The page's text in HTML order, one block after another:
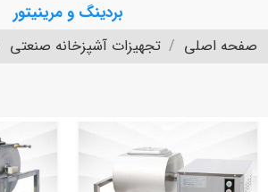
بردینگ و مرینیتور
صفحه اصلی تجهیزات آشپزخانه صنعتی